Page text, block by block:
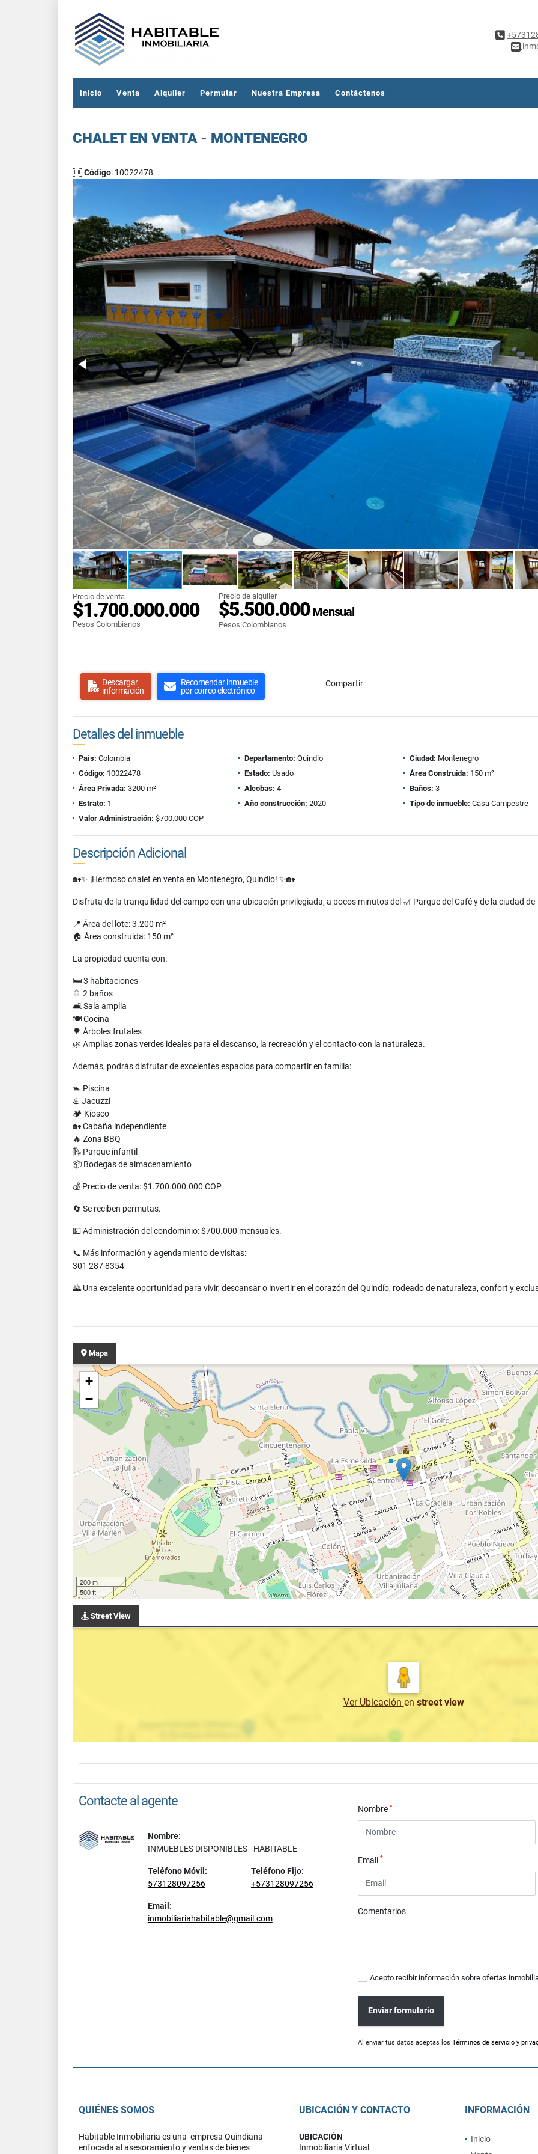
Inicio Venta Alquiler Permutar Nuestra Empresa Contáctenos
CHALET EN VENTA - MONTENEGRO
Código: 10022478
Precio de venta
$1.700.000.000
Pesos Colombianos
Precio de alquiler
$5.500.000Mensual
Pesos Colombianos
Descargar
información
Recomendar inmueble
por correo electrónico
Compartir
Detalles del inmueble
País: Colombia Departamento: Quindío Ciudad: Montenegro
Código: 10022478 Estado: Usado Área Construida: 150 m²
Área Privada: 3200 m² Alcobas: 4 Baños: 3
Estrato: 1 Año construcción: 2020 Tipo de inmueble: Casa Campestre
Valor Administración: $700.000 COP
Descripción Adicional
🏡✨ ¡Hermoso chalet en venta en Montenegro, Quindío! ✨🏡
Disfruta de la tranquilidad del campo con una ubicación privilegiada, a pocos minutos del 🎢 Parque del Café y de la ciudad de
📍 Área del lote: 3.200 m²
🏠 Área construida: 150 m²
La propiedad cuenta con:
🛏️ 3 habitaciones
🚿 2 baños
🛋️ Sala amplia
🍽️ Cocina
🌳 Árboles frutales
🌿 Amplias zonas verdes ideales para el descanso, la recreación y el contacto con la naturaleza.
Además, podrás disfrutar de excelentes espacios para compartir en familia:
🏊 Piscina
♨️ Jacuzzi
🏕️ Kiosco
🏡 Cabaña independiente
🔥 Zona BBQ
🛝 Parque infantil
📦 Bodegas de almacenamiento
💰 Precio de venta: $1.700.000.000 COP
🔄 Se reciben permutas.
💵 Administración del condominio: $700.000 mensuales.
📞 Más información y agendamiento de visitas:
301 287 8354
🌄 Una excelente oportunidad para vivir, descansar o invertir en el corazón del Quindío, rodeado de naturaleza, confort y
Mapa
+
−
200 m
500 ft
Street View
Ver Ubicación en street view
Contacte al agente
Nombre:
INMUEBLES DISPONIBLES - HABITABLE
Teléfono Móvil:
573128097256
Teléfono Fijo:
+573128097256
Email:
inmobiliariahabitable@gmail.com
Nombre*
Email*
Comentarios
Acepto recibir información sobre ofertas
Enviar formulario
Al enviar tus datos aceptas losTérminos de servicio y
QUIÉNES SOMOS
Habitable Inmobiliaria es una empresa Quindiana
enfocada al asesoramiento y ventas de bienes
UBICACIÓN Y CONTACTO
UBICACIÓN
Inmobiliaria Virtual
INFORMACIÓN
Inicio